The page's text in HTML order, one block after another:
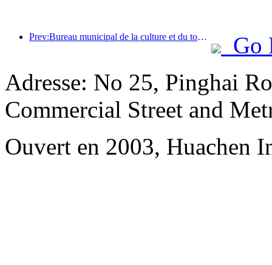
Prev:Bureau municipal de la culture et du tourisme de Pékin : En 2025, Pékin a accueilli 5,48 millions de touristes étrangers, soit une augmentation de 39 % par rapport à l’année précédente.
Go
Adresse: No 25, Pinghai
Commercial Street and
Ouvert en 2003, Huachen